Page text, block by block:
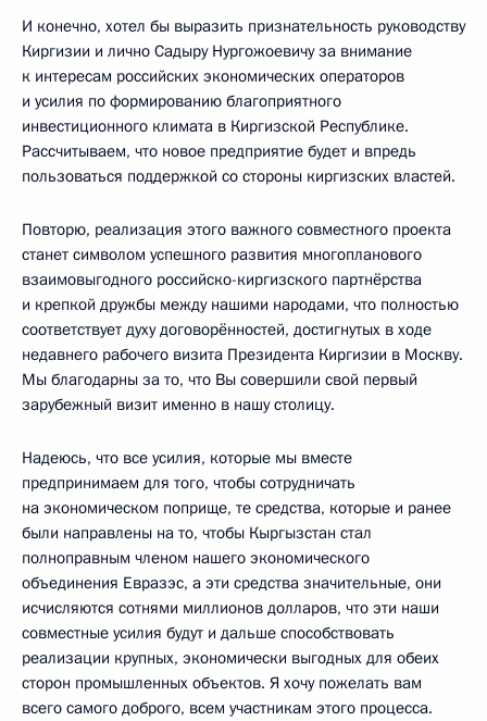
И конечно, хотел бы выразить признательность руководству
Киргизии и лично Садыру Нургожоевичу за внимание
к интересам российских экономических операторов
и усилия по формированию благоприятного
инвестиционного климата в Киргизской Республике.
Рассчитываем, что новое предприятие будет и впредь
пользоваться поддержкой со стороны киргизских властей.
Повторю, реализация этого важного совместного проекта
станет символом успешного развития многопланового
взаимовыгодного российско-киргизского партнёрства
и крепкой дружбы между нашими народами, что полностью
соответствует духу договорённостей, достигнутых в ходе
недавнего рабочего визита Президента Киргизии в Москву.
Мы благодарны за то, что Вы совершили свой первый
зарубежный визит именно в нашу столицу.
Надеюсь, что все усилия, которые мы вместе
предпринимаем для того, чтобы сотрудничать
на экономическом поприще, те средства, которые и ранее
были направлены на то, чтобы Кыргызстан стал
полноправным членом нашего экономического
объединения Евразэс, а эти средства значительные, они
исчисляются сотнями миллионов долларов, что эти наши
совместные усилия будут и дальше способствовать
реализации крупных, экономически выгодных для обеих
сторон промышленных объектов. Я хочу пожелать вам
всего самого доброго, всем участникам этого процесса.